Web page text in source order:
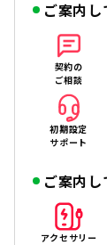
ご案内
契約の
ご相談
初期設定
サポート
ご案内
アクセサリー